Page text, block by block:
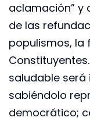
aclamación” y
de las
populismos, la
saludable
sabiéndolo
democrático;